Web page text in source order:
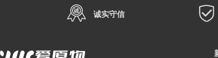
诚实守信